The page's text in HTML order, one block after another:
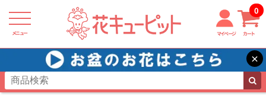
メニュー マイページ カート
0
×